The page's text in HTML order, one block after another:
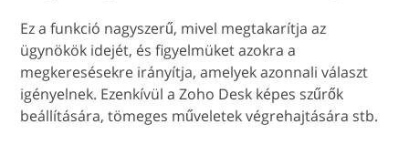
Ez a funkció nagyszerű, mivel megtakarítja az
ügynökök idejét, és figyelmüket azokra a
megkeresésekre irányítja, amelyek azonnali választ
igényelnek. Ezenkívül a Zoho Desk képes szűrők
beállítására, tömeges műveletek végrehajtására stb.